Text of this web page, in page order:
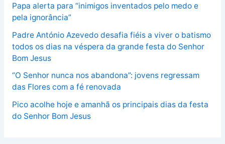
Papa alerta para “inimigos inventados pelo medo e
pela ignorância”
Padre António Azevedo desafia fiéis a viver o batismo
todos os dias na véspera da grande festa do Senhor
Bom Jesus
“O Senhor nunca nos abandona”: jovens regressam
das Flores com a fé renovada
Pico acolhe hoje e amanhã os principais dias da festa
do Senhor Bom Jesus